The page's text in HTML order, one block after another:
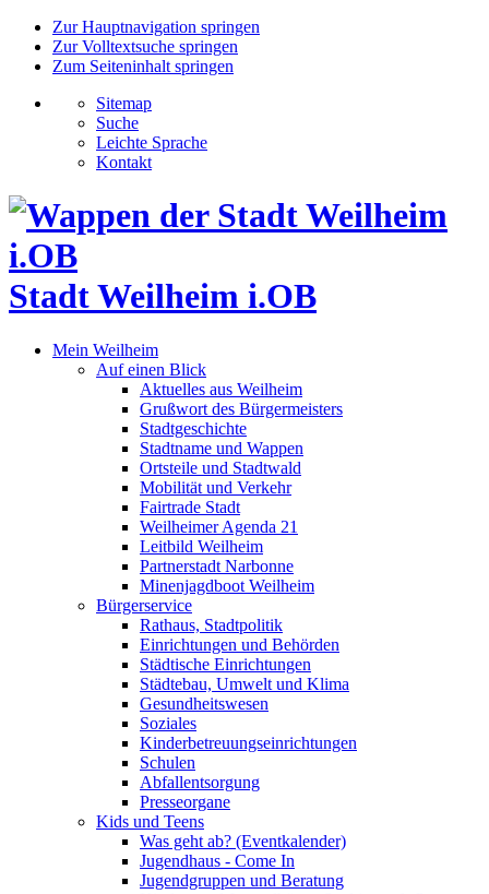
Zur Hauptnavigation springen
Zur Volltextsuche springen
Zum Seiteninhalt springen
Sitemap
Suche
Leichte Sprache
Kontakt
Stadt Weilheim i.OB
Mein Weilheim
Auf einen Blick
Aktuelles aus Weilheim
Grußwort des Bürgermeisters
Stadtgeschichte
Stadtname und Wappen
Ortsteile und Stadtwald
Mobilität und Verkehr
Fairtrade Stadt
Weilheimer Agenda 21
Leitbild Weilheim
Partnerstadt Narbonne
Minenjagdboot Weilheim
Bürgerservice
Rathaus, Stadtpolitik
Einrichtungen und Behörden
Städtische Einrichtungen
Städtebau, Umwelt und Klima
Gesundheitswesen
Soziales
Kinderbetreuungseinrichtungen
Schulen
Abfallentsorgung
Presseorgane
Kids und Teens
Was geht ab? (Eventkalender)
Jugendhaus - Come In
Jugendgruppen und Beratung